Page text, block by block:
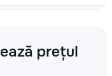
prețul